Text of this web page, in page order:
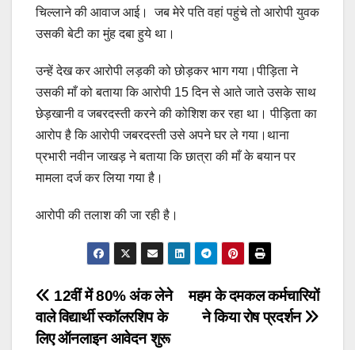
चिल्लाने की आवाज आई। जब मेरे पति वहां पहुंचे तो आरोपी युवक
उसकी बेटी का मुंह दबा हुये था।
उन्हें देख कर आरोपी लड़की को छोड़कर भाग गया।पीड़िता ने
उसकी माँ को बताया कि आरोपी 15 दिन से आते जाते उसके साथ
छेड़खानी व जबरदस्ती करने की कोशिश कर रहा था। पीड़िता का
आरोप है कि आरोपी जबरदस्ती उसे अपने घर ले गया।थाना
प्रभारी नवीन जाखड़ ने बताया कि छात्रा की माँ के बयान पर
मामला दर्ज कर लिया गया है।
आरोपी की तलाश की जा रही है।
Post
navigation
महम के दमकल कर्मचारियों
ने किया रोष प्रदर्शन
12वीं में 80% अंक लेने
वाले विद्यार्थी स्कॉलरशिप के
लिए ऑनलाइन आवेदन शुरू